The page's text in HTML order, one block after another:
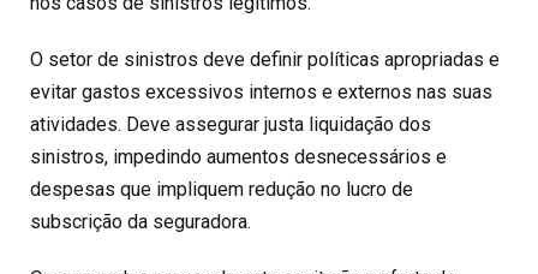
O setor de sinistros deve definir políticas apropriadas e
evitar gastos excessivos internos e externos nas suas
atividades. Deve assegurar justa liquidação dos
sinistros, impedindo aumentos desnecessários e
despesas que impliquem redução no lucro de
subscrição da seguradora.